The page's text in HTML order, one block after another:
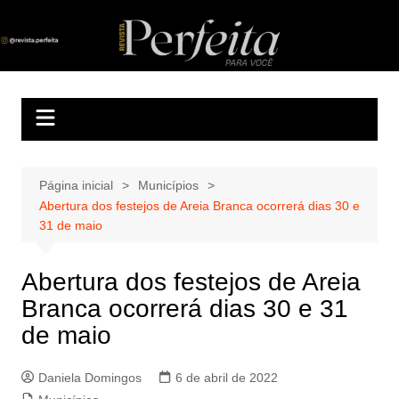
Revista Perfeita
A melhor revista eletrônica do interior de Sergipe
Página inicial
Municípios
Abertura dos festejos de Areia Branca ocorrerá dias 30 e
31 de maio
Abertura dos festejos de Areia
Branca ocorrerá dias 30 e 31
de maio
Daniela Domingos
6 de abril de 2022